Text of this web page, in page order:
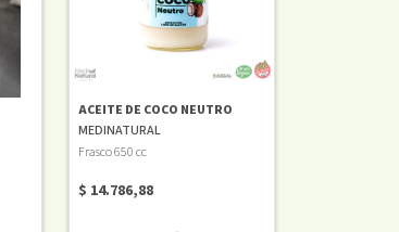
ACEITE DE COCO NEUTRO
MEDINATURAL
Frasco 650 cc
$ 14.786,88